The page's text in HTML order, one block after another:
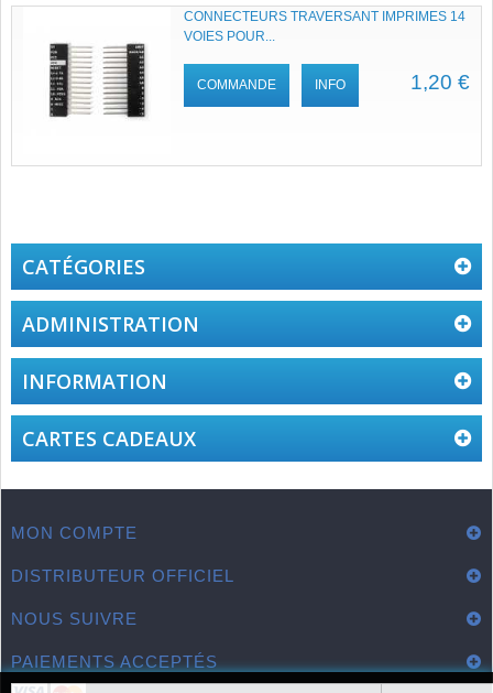
CONNECTEURS TRAVERSANT IMPRIMES 14
VOIES POUR...
1,20 €
COMMANDE INFO
CATÉGORIES
ADMINISTRATION
INFORMATION
CARTES CADEAUX
MON COMPTE
DISTRIBUTEUR OFFICIEL
NOUS SUIVRE
PAIEMENTS ACCEPTÉS